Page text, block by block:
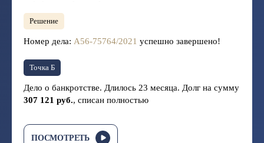
Решение
Номер дела: А56-75764/2021 успешно завершено!
Точка Б
Дело о банкротстве. Длилось 23 месяца. Долг на сумму
307 121 руб., списан полностью
ПОСМОТРЕТЬ